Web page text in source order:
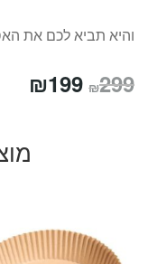
והיא תביא לכם את
₪299 המחיר
₪199